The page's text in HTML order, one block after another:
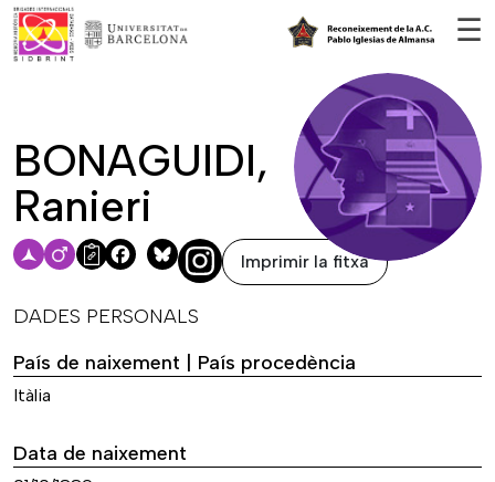
☰
BONAGUIDI,
Ranieri
Facebook
Bluesky Imprimir la fitxa
DADES PERSONALS
País de naixement | País procedència
Itàlia
Data de naixement